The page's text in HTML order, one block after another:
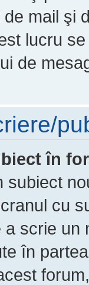
mail şi
lucru
de
în
subiect
cu
scrie un
în